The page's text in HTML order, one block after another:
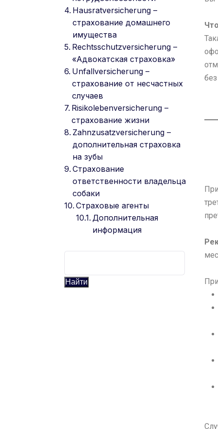
Hausratversicherung –
страхование домашнего
имущества
Rechtsschutzversicherung –
«Адвокатская страховка»
Unfallversicherung –
страхование от несчастных
случаев
Risikolebenversicherung –
страхование жизни
Zahnzusatzversicherung –
дополнительная страховка
на зубы
Страхование
ответственности владельца
собаки
Страховые агенты
Дополнительная
информация
Найти